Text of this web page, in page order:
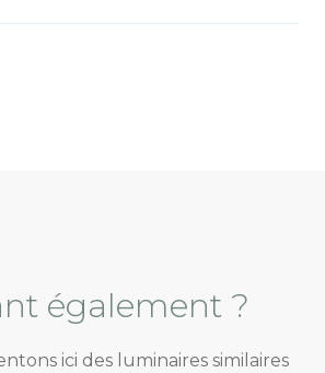
également ?
ici des luminaires similaires